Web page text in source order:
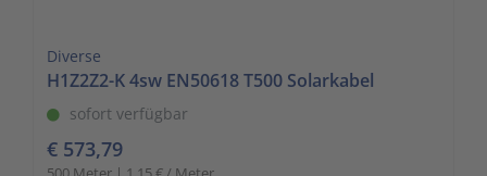
Diverse
H1Z2Z2-K 4sw EN50618 T500 Solarkabel
sofort verfügbar
€ 573,79